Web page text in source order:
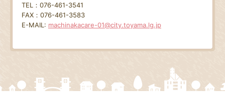
TEL：076-461-3541
FAX：076-461-3583
E-MAIL: machinakacare-01@city.toyama.lg.jp